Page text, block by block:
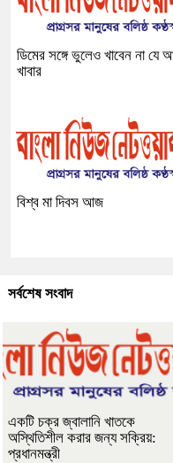
ডিমের সঙ্গে ভুলেও খাবেন না যে
খাবার
বিশ্ব মা দিবস আজ
সর্বশেষ সংবাদ
একটি চক্র জ্বালানি খাতকে
অস্থিতিশীল করার জন্য সক্রিয়:
প্রধানমন্ত্রী